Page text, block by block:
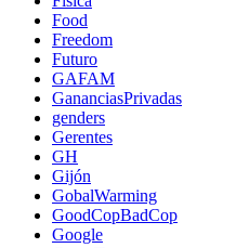
Food
Freedom
Futuro
GAFAM
GananciasPrivadas
genders
Gerentes
GH
Gijón
GobalWarming
GoodCopBadCop
Google